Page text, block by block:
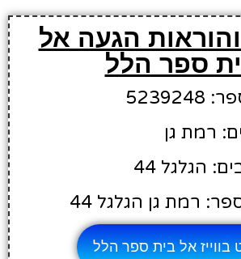
הגעה אל
ספר הלל
רמת גן
הגלגל 44
רמת גן הגלגל 44
בווייז אל בית ספר הלל